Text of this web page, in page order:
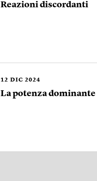
Reazioni discordanti
12 DIC 2024
La potenza dominante